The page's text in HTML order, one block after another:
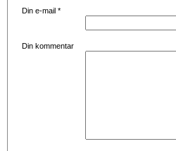
Din e-mail *
Din kommentar